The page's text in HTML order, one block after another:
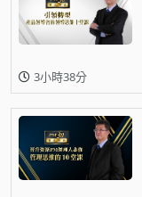
3小時38分